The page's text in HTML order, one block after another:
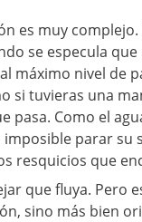
es muy
se especula que
máximo nivel de
si tuvieras una
pasa. Como el
parar su
resquicios que
que fluya. Pero
sino más bien